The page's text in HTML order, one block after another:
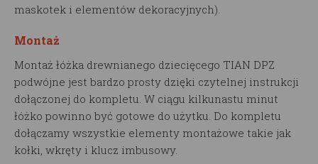
maskotek i elementów dekoracyjnych).
Montaż
Montaż łóżka drewnianego dziecięcego TIAN DPZ
podwójne jest bardzo prosty dzięki czytelnej instrukcji
dołączonej do kompletu. W ciągu kilkunastu minut
łóżko powinno być gotowe do użytku. Do kompletu
dołączamy wszystkie elementy montażowe takie jak
kołki, wkręty i klucz imbusowy.